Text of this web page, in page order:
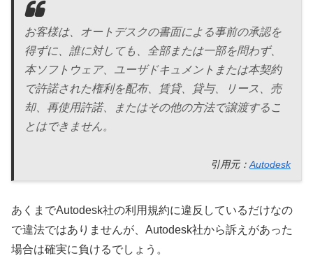
お客様は、オートデスクの書面による事前の承認を
得ずに、誰に対しても、全部または一部を問わず、
本ソフトウェア、ユーザドキュメントまたは本契約
で許諾された権利を配布、賃貸、貸与、リース、売
却、再使用許諾、またはその他の方法で譲渡するこ
とはできません。
引用元： Autodesk
あくまでAutodesk社の利用規約に違反しているだけなの
で違法ではありませんが、Autodesk社から訴えがあった
場合は確実に負けるでしょう。